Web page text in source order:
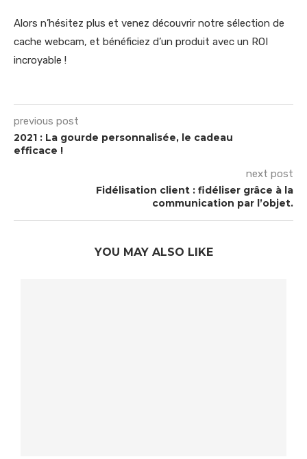
Alors n’hésitez plus et venez découvrir notre sélection de
cache webcam, et bénéficiez d’un produit avec un ROI
incroyable !
previous post
2021 : La gourde personnalisée, le cadeau
efficace !
next post
Fidélisation client : fidéliser grâce à la
communication par l’objet.
YOU MAY ALSO LIKE